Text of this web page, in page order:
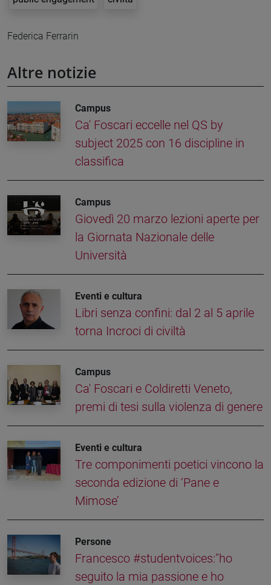
Federica Ferrarin
Altre notizie
Campus
Ca' Foscari eccelle nel QS by
subject 2025 con 16 discipline in
classifica
Campus
Giovedì 20 marzo lezioni aperte per
la Giornata Nazionale delle
Università
Eventi e cultura
Libri senza confini: dal 2 al 5 aprile
torna Incroci di civiltà
Campus
Ca' Foscari e Coldiretti Veneto,
premi di tesi sulla violenza di genere
Eventi e cultura
Tre componimenti poetici vincono la
seconda edizione di ‘Pane e
Mimose’
Persone
Francesco #studentvoices:"ho
seguito la mia passione e ho